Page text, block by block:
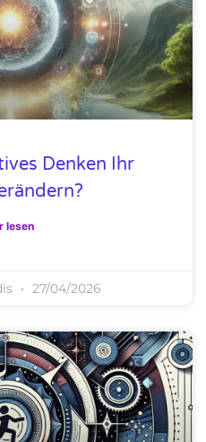
Denken Ihr
lesen
27/04/2026